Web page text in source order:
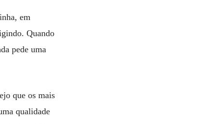
em
Quando
pede uma
que os mais
qualidade